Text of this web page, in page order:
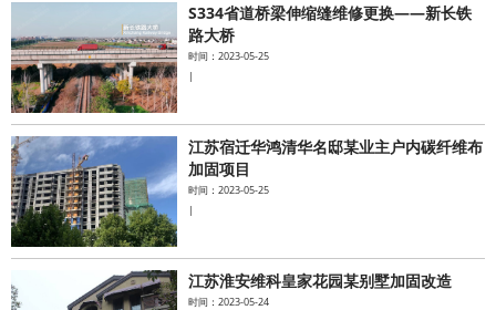
S334省道桥梁伸缩缝维修更换——新长铁
路大桥
时间：2023-05-25
|
江苏宿迁华鸿清华名邸某业主户内碳纤维布
加固项目
时间：2023-05-25
|
江苏淮安维科皇家花园某别墅加固改造
时间：2023-05-24